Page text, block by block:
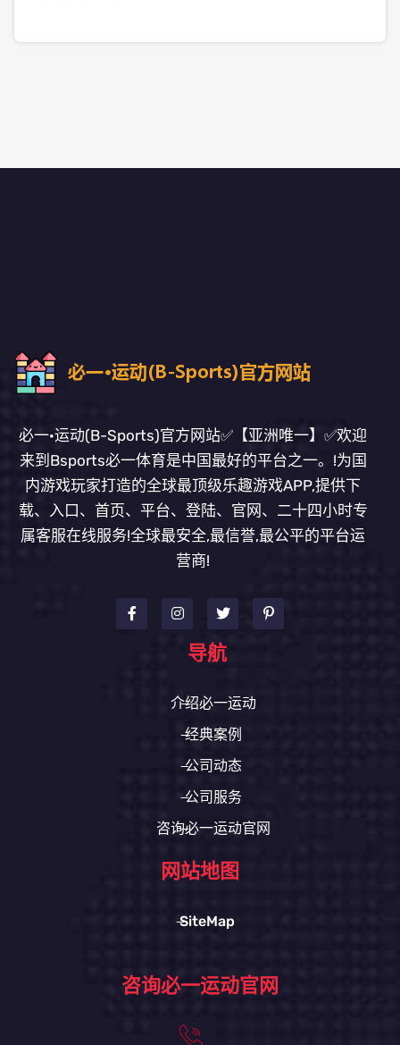
必一·运动(B-Sports)官方网站✅【亚洲唯一】✅欢迎
来到Bsports必一体育是中国最好的平台之一。!为国
内游戏玩家打造的全球最顶级乐趣游戏APP,提供下
载、入口、首页、平台、登陆、官网、二十四小时专
属客服在线服务!全球最安全,最信誉,最公平的平台运
营商!
导航
介绍必一运动
经典案例
公司动态
公司服务
咨询必一运动官网
网站地图
SiteMap
咨询必一运动官网